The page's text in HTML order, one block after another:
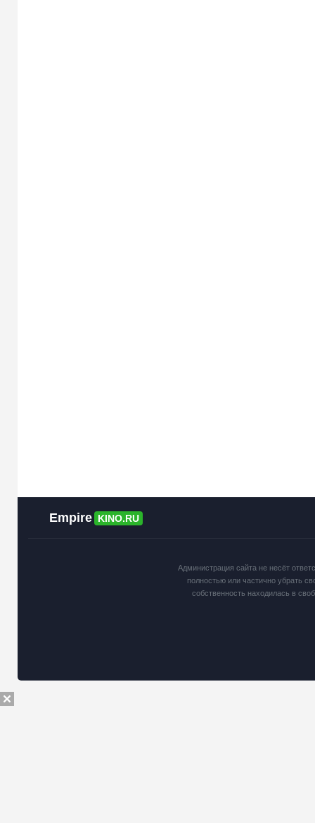
Empire KINO.RU
Администрация сайта не несёт
полностью или частично убрать
собственность находилась в